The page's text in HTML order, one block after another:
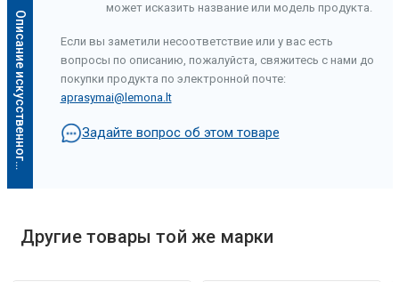
О
п
и
с
а
н
и
е
и
с
к
у
с
с
т
в
е
н
н
о
г
о
и
н
т
е
л
л
е
к
т
а
может исказить название или модель продукта.
Если вы заметили несоответствие или у вас есть
вопросы по описанию, пожалуйста, свяжитесь с нами до
покупки продукта по электронной почте:
aprasymai@lemona.lt
Задайте вопрос об этом товаре
Другие товары той же марки